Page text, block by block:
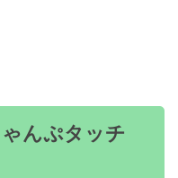
んぷタッチ